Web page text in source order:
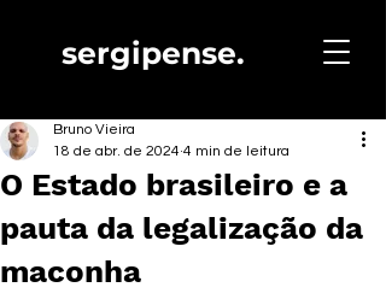
sergipense.
O Estado brasileiro e a
pauta da legalização da
maconha
Bruno Vieira
18 de abr. de 2024 4 min de leitura